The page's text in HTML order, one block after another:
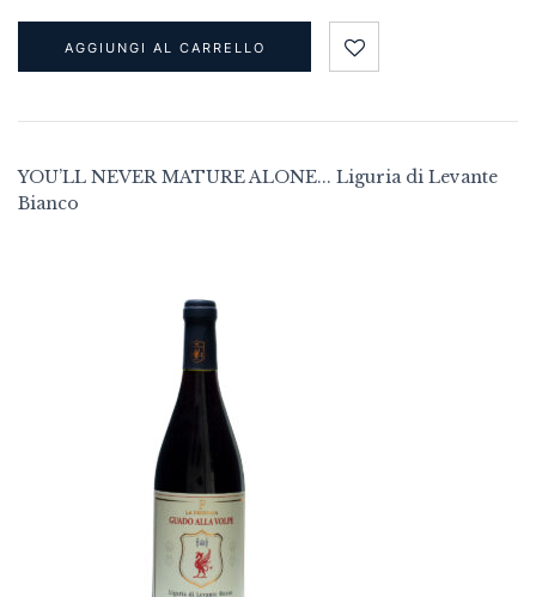
AGGIUNGI AL CARRELLO
YOU’LL NEVER MATURE ALONE... Liguria di Levante
Bianco